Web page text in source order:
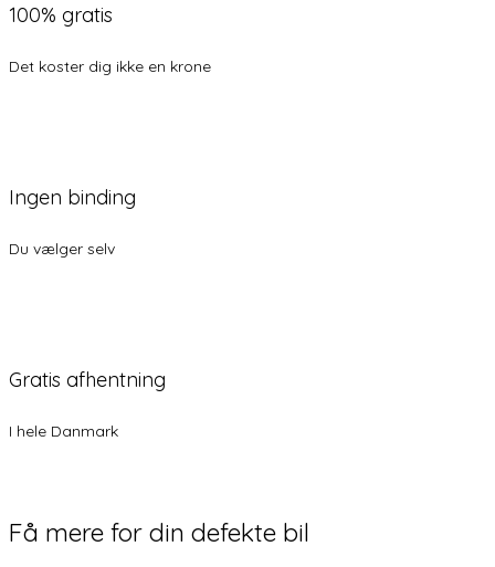
100% gratis
Det koster dig ikke en krone
Ingen binding
Du vælger selv
Gratis afhentning
I hele Danmark
Få mere for din defekte bil